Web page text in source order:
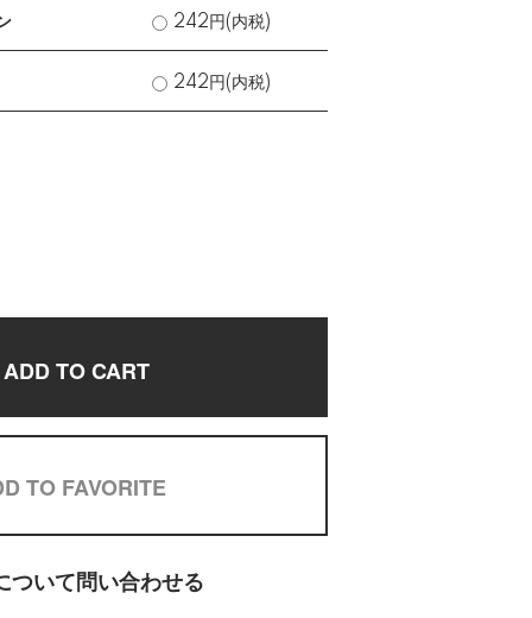
242円(内税)
242円(内税)
ADD TO CART
TO FAVORITE
ついて問い合わせる